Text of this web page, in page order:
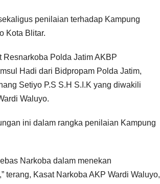
penilaian terhadap Kampung
Kota Blitar.
Polda Jatim AKBP
Hadi dari Bidpropam Polda Jatim,
Setiyo P.S S.H S.I.K yang diwakili
Waluyo.
ini dalam rangka penilaian Kampung
Narkoba dalam menekan
terang, Kasat Narkoba AKP Wardi Waluyo,